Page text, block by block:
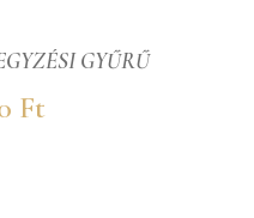
GYŰRŰ
Ft